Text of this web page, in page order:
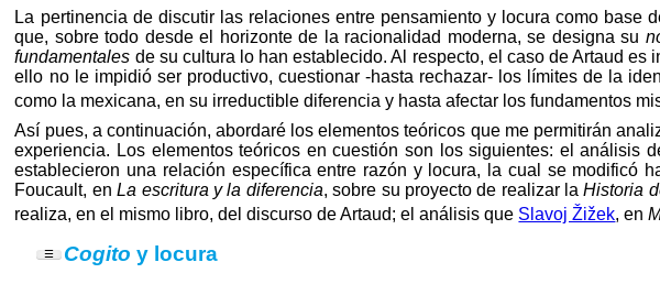
La pertinencia de discutir las relaciones entre pensamiento y locura como
que, sobre todo desde el horizonte de la racionalidad moderna, se designa su
fundamentales de su cultura lo han establecido. Al respecto, el caso de Artaud
ello no le impidió ser productivo, cuestionar -hasta rechazar- los límites de la
como la mexicana, en su irreductible diferencia y hasta afectar los fundamentos
Así pues, a continuación, abordaré los elementos teóricos que me permitirán
experiencia. Los elementos teóricos en cuestión son los siguientes: el análisis
establecieron una relación específica entre razón y locura, la cual se modificó
Foucault, enLa escritura y la diferencia, sobre su proyecto de realizar laHistoria
realiza, en el mismo libro, del discurso de Artaud; el análisis que Slavoj Žižek, en
☰
»Introducción
Cogito y locura